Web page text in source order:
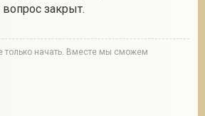
закрыт.
только начать. Вместе мы сможем